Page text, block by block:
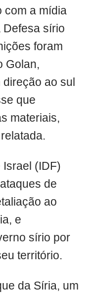
com a mídia
Defesa sírio
foram
Golan,
ao sul
que
materiais,
(IDF)
de
ao
e
sírio por
território.
da Síria, um